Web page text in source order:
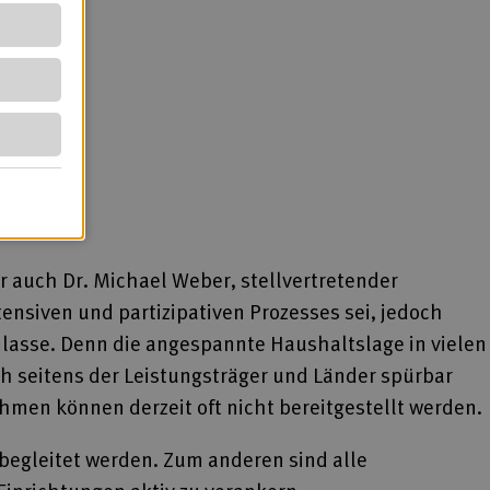
auch Dr. Michael Weber, stellvertretender
und partizipativen Prozesses sei, jedoch
Denn die angespannte Haushaltslage in vielen
der Leistungsträger und Länder spürbar
können derzeit oft nicht bereitgestellt werden.
werden. Zum anderen sind alle